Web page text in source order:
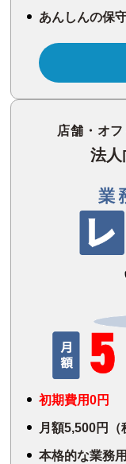
あんしんの保
店舗・オ
法人
初期費用0円
月額5,500円（
本格的な業務